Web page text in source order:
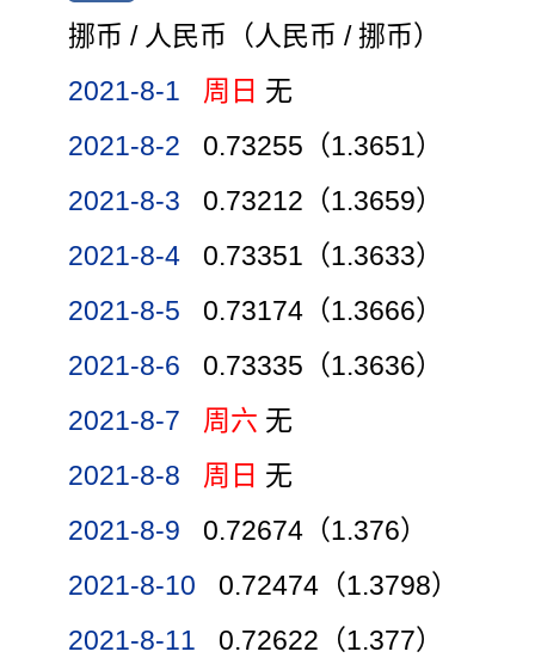
挪币 / 人民币（人民币 / 挪币）
2021-8-1
周日 无
2021-8-2
0.73255（1.3651）
2021-8-3
0.73212（1.3659）
2021-8-4
0.73351（1.3633）
2021-8-5
0.73174（1.3666）
2021-8-6
0.73335（1.3636）
2021-8-7
周六 无
2021-8-8
周日 无
2021-8-9
0.72674（1.376）
2021-8-10
0.72474（1.3798）
2021-8-11
0.72622（1.377）